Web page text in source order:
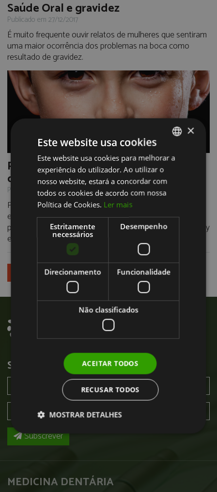
Saúde Oral e gravidez
Publicado em 27/12/2017
É muito frequente ouvir relatos de mulheres que sentiram
uma maior ocorrência dos problemas na boca como
resultado de gravidez.
Protectores bucais evitam lesões orais
de desporto
Publicado em 06/04/2017
Protecções Dentárias desportivas, ou Mouthguards são
essenciais para quem joga desportos de contacto que
podem como futebol, basket, artes marciais, hóquei, rugby
e boxe, entre outros.
VER TODAS
SUBSCREVER NEWSLETTER
Subscrever
MEDICINA DENTÁRIA
PORTUGUESE
ENGLISH
×
Este website usa cookies
Este website usa cookies para melhorar a
experiência do utilizador. Ao utilizar o
nosso website, estará a concordar com
todos os cookies de acordo com nossa
Política de Cookies. Ler mais
Estritamente
necessários
Desempenho
Direcionamento Funcionalidade
Não classificados
ACEITAR TODOS
RECUSAR TODOS
MOSTRAR DETALHES